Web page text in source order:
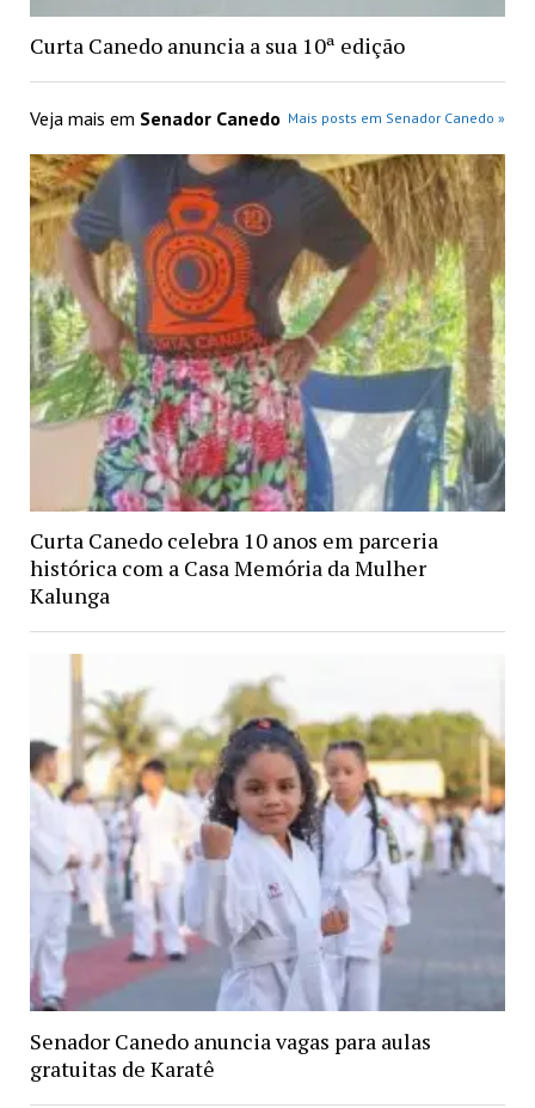
Curta Canedo anuncia a sua 10ª edição
Veja mais em Senador Canedo Mais posts em Senador Canedo »
Curta Canedo celebra 10 anos em parceria
histórica com a Casa Memória da Mulher
Kalunga
Senador Canedo anuncia vagas para aulas
gratuitas de Karatê